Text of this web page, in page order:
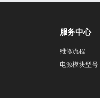
服务中心
维修流程
电源模块型号